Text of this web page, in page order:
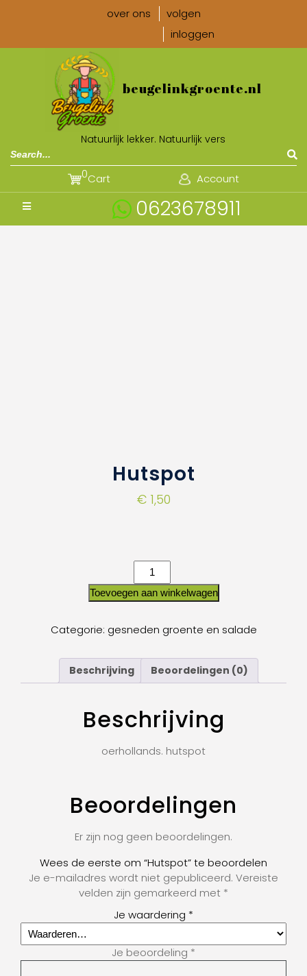
over ons
volgen
inloggen
beugelinkgroente.nl
Natuurlijk lekker. Natuurlijk vers
Cart
0 Account
0623678911
Hutspot
€1,50
Toevoegen aan winkelwagen
Categorie: gesneden groente en salade
Beschrijving Beoordelingen (0)
Beschrijving
oerhollands. hutspot
Beoordelingen
Er zijn nog geen beoordelingen.
Wees de eerste om “Hutspot” te beoordelen
Je e-mailadres wordt niet gepubliceerd. Vereiste
velden zijn gemarkeerd met *
Je waardering *
Je beoordeling *